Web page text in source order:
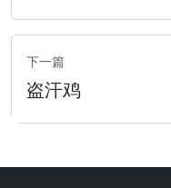
下一篇
盗汗鸡